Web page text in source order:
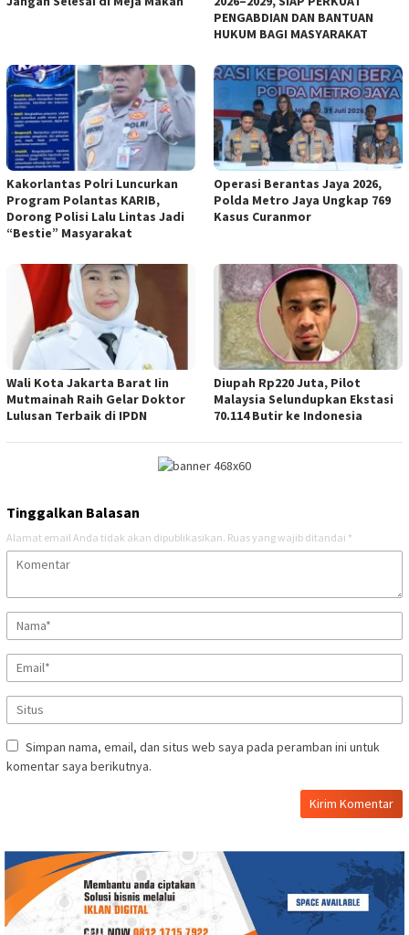
PENGABDIAN DAN BANTUAN
HUKUM BAGI MASYARAKAT
Kakorlantas Polri Luncurkan
Program Polantas KARIB,
Dorong Polisi Lalu Lintas Jadi
“Bestie” Masyarakat
Operasi Berantas Jaya 2026,
Polda Metro Jaya Ungkap 769
Kasus Curanmor
Wali Kota Jakarta Barat Iin
Mutmainah Raih Gelar Doktor
Lulusan Terbaik di IPDN
Diupah Rp220 Juta, Pilot
Malaysia Selundupkan Ekstasi
70.114 Butir ke Indonesia
Tinggalkan Balasan
Alamat email Anda tidak akan dipublikasikan. Ruas yang wajib ditandai *
Simpan nama, email, dan situs web saya pada peramban ini untuk
komentar saya berikutnya.